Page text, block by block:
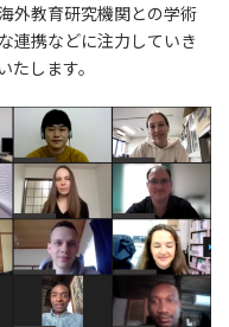
外教育研究機関との学術
連携などに注力していき
たします。